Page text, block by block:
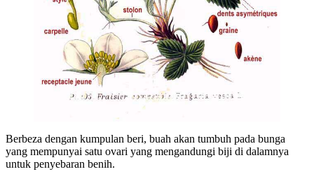
Berbeza dengan kumpulan beri, buah akan tumbuh pada bunga
yang mempunyai satu ovari yang mengandungi biji di dalamnya
untuk penyebaran benih.